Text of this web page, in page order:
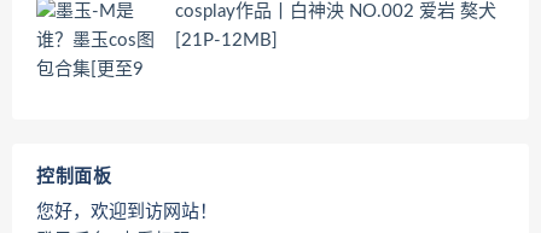
cosplay作品丨白神泱 NO.002 爱岩 獒犬
[21P-12MB]
控制面板
您好，欢迎到访网站！